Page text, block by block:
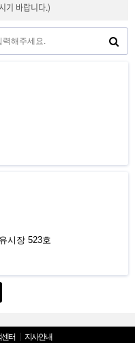
기 바랍니다.)
시장 523호
센터 지사안내